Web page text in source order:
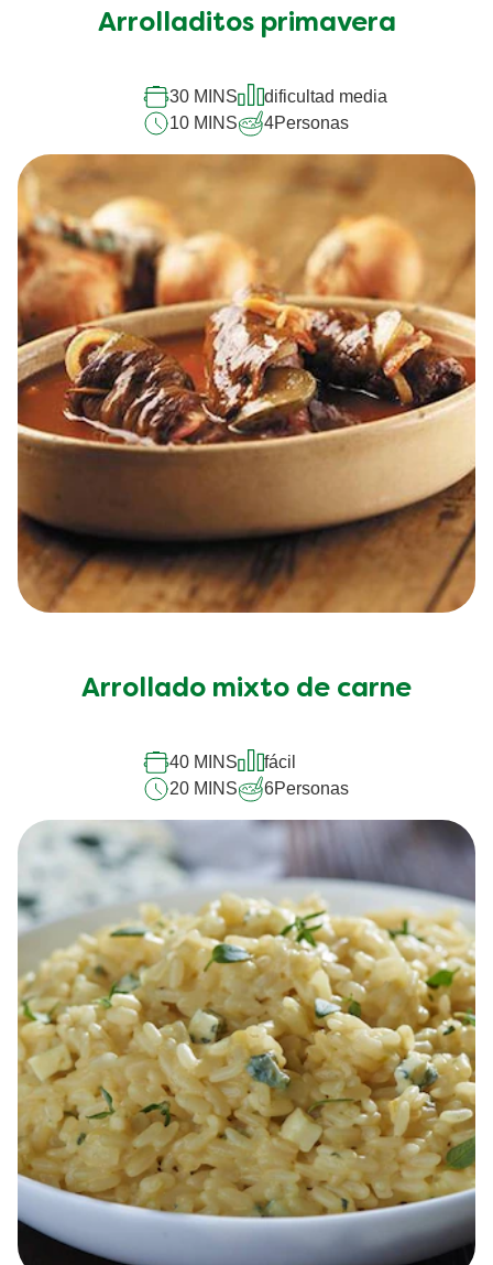
enviado
este
recipe
Arrolladitos primavera
30 MINS
dificultad media
10 MINS
4Personas
Arrollado mixto de carne
40 MINS
fácil
20 MINS
6Personas